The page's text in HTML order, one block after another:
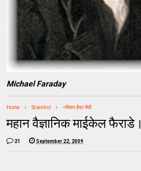
Michael Faraday
Home Scientist -जीशान हैदर जैदी
महान वैज्ञानिक माईकेल फैराडे।
21 September 22, 2009